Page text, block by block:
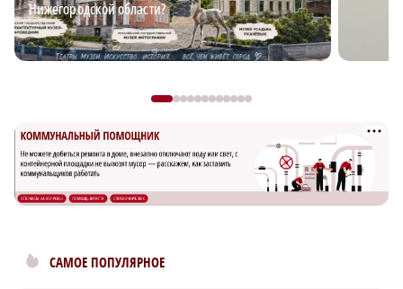
Нижегородской области?
САМОЕ ПОПУЛЯРНОЕ